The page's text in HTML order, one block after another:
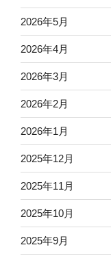
2026年5月
2026年4月
2026年3月
2026年2月
2026年1月
2025年12月
2025年11月
2025年10月
2025年9月